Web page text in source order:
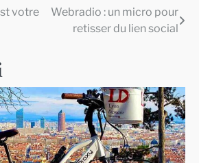
votre
Webradio : un micro pour
retisser du lien social